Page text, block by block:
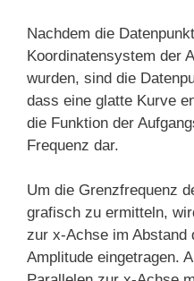
Nachdem die
Koordinatensystem der
wurden, sind die
dass eine glatte Kurve
die Funktion der
Frequenz dar.
Um die Grenzfrequenz
grafisch zu ermitteln,
zur x-Achse im Abstand
Amplitude eingetragen.